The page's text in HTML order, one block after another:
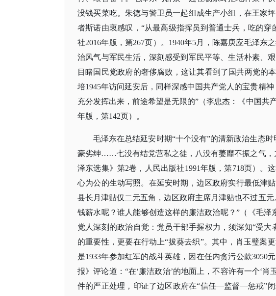
没钱买菜吃。朱德与警卫员一起组成生产小组，在王家
者斯诺由衷感叹，“从最高级指挥员到普通士兵，吃的
社2016年版，第267页）。1940年5月，陈嘉庚应毛泽东
治风气与军民生活，深刻感受到军民平等、生活朴素、
目睹国民党政府的奢侈腐败，这让其看到了国共两党的
培1945年访问延安后，同样深感中国共产党人的宝贵精
充分发挥出来，前途希望是无限的”（李忠杰：《中国共
年版，第142页）。
毛泽东在总结延安时期“十个没有”的清新政治生态
豪劣绅……七没有结党营私之徒，八没有萎靡不振之气，
泽东选集》第2卷，人民出版社1991年版，第718页）。
心为公的生动写照。在延安时期，边区政府实行最低津
县长月津贴仅二元五角，边区政府主席月津贴也不过五
钱薪水呢？谁人能够创造这样的廉洁政治呢？”（《毛
党人深刻的政治自觉：党员干部手握权力，须深知“受
的重要性，更要在行动上“拔葵去织”。其中，肖玉璧案
是1933年参加红军的战斗英雄，因在任内贪污公款3050
报》评论道：“在‘廉洁政治’的地面上，不容许有一个‘
件的严正处理，印证了边区政府在“信任—监督—惩戒”